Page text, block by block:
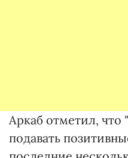
Аркаб отметил, что
подавать